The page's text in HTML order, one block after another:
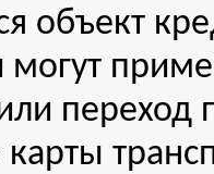
объект
могут
переход